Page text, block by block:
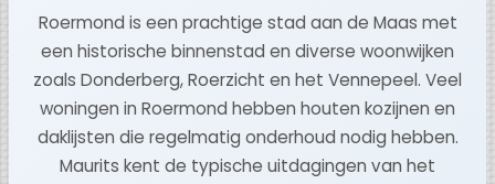
Roermond is een prachtige stad aan de Maas met
een historische binnenstad en diverse woonwijken
zoals Donderberg, Roerzicht en het Vennepeel. Veel
woningen in Roermond hebben houten kozijnen en
daklijsten die regelmatig onderhoud nodig hebben.
Maurits kent de typische uitdagingen van het